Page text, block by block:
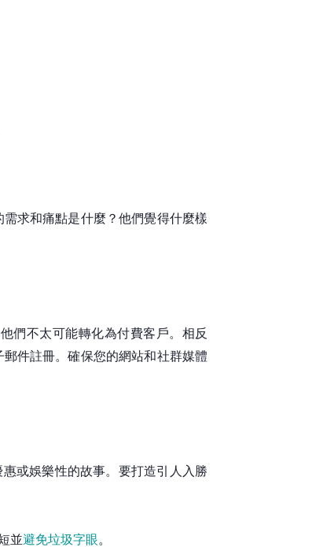
求和痛點是什麼？他們覺得什麼樣
們不太可能轉化為付費客戶。相反
件註冊。確保您的網站和社群媒體
或娛樂性的故事。要打造引人入勝
並避免垃圾字眼。